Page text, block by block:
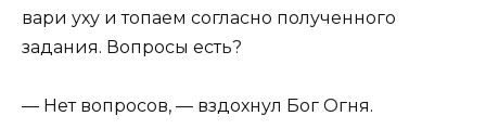
вари уху и топаем согласно полученного
задания. Вопросы есть?
— Нет вопросов, — вздохнул Бог Огня.